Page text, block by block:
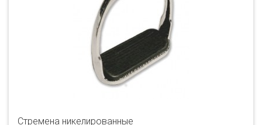
Стремена никелированные